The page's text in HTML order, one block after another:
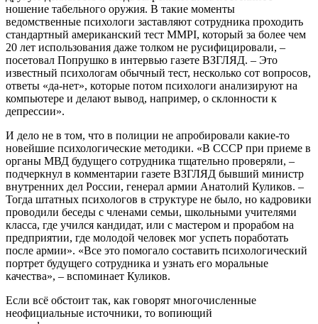
ношение табельного оружия. В такие моменты
ведомственные психологи заставляют сотрудника проходить
стандартный американский тест MMPI, который за более чем
20 лет использования даже толком не русифицировали, –
посетовал Попрушко в интервью газете ВЗГЛЯД. – Это
известный психологам обычный тест, несколько сот вопросов,
ответы «да-нет», которые потом психологи анализируют на
компьютере и делают вывод, например, о склонности к
депрессии».
И дело не в том, что в полиции не апробировали какие-то
новейшие психологические методики. «В СССР при приеме в
органы МВД будущего сотрудника тщательно проверяли, –
подчеркнул в комментарии газете ВЗГЛЯД бывший министр
внутренних дел России, генерал армии Анатолий Куликов. –
Тогда штатных психологов в структуре не было, но кадровики
проводили беседы с членами семьи, школьными учителями
класса, где учился кандидат, или с мастером и прорабом на
предприятии, где молодой человек мог успеть поработать
после армии». «Все это помогало составить психологический
портрет будущего сотрудника и узнать его моральные
качества», – вспоминает Куликов.
Если всё обстоит так, как говорят многочисленные
неофициальные источники, то вопиющий